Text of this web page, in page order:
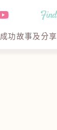
成功故事及分享